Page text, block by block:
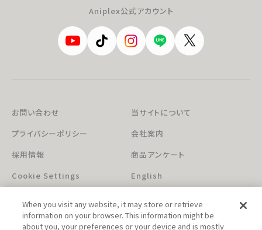
Aniplex公式アカウント
お問い合わせ
当サイトについて
プライバシーポリシー
会社案内
採用情報
商品アンケート
Cookie Settings
English
When you visit any website, it may store or retrieve
information on your browser. This information might be
about you, your preferences or your device and is mostly